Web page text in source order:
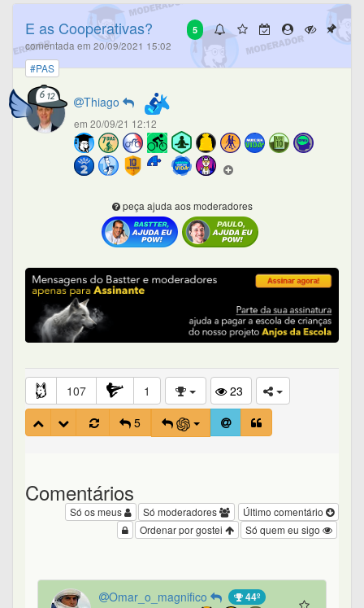
5
E as Cooperativas?
comentada em 20/09/2021 15:02
#PAS
Thiago
em 20/09/21 12:12
peça ajuda aos moderadores
107 1
23
5
Comentários
Último comentário
Só moderadores
Só os meus
Só quem eu sigo
Ordenar por gostei
Omar_o_magnifico 44º